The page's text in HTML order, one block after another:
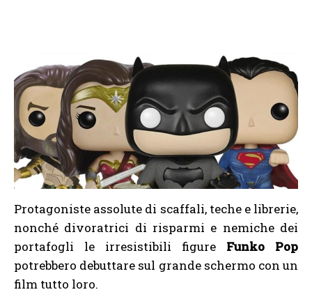
Protagoniste assolute di scaffali, teche e librerie,
nonché divoratrici di risparmi e nemiche dei
portafogli le irresistibili figure Funko Pop
potrebbero debuttare sul grande schermo con un
film tutto loro.